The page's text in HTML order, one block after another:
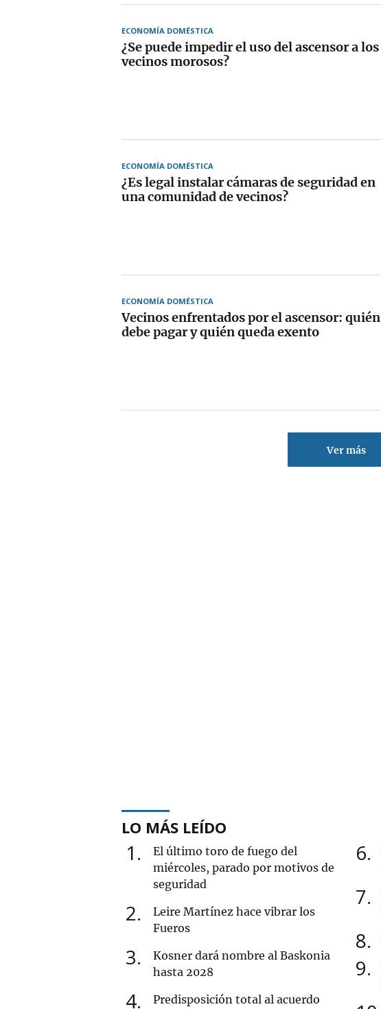
ECONOMÍA DOMÉSTICA
¿Se puede impedir el uso del ascensor a los
vecinos morosos?
ECONOMÍA DOMÉSTICA
¿Es legal instalar cámaras de seguridad en
una comunidad de vecinos?
ECONOMÍA DOMÉSTICA
Vecinos enfrentados por el ascensor: quién
debe pagar y quién queda exento
Ver más
LO MÁS LEÍDO
1
El último toro de fuego del
miércoles, parado por motivos de
seguridad
2
Leire Martínez hace vibrar los
Fueros
3
Kosner dará nombre al Baskonia
hasta 2028
4
Predisposición total al acuerdo
6
7
8
9